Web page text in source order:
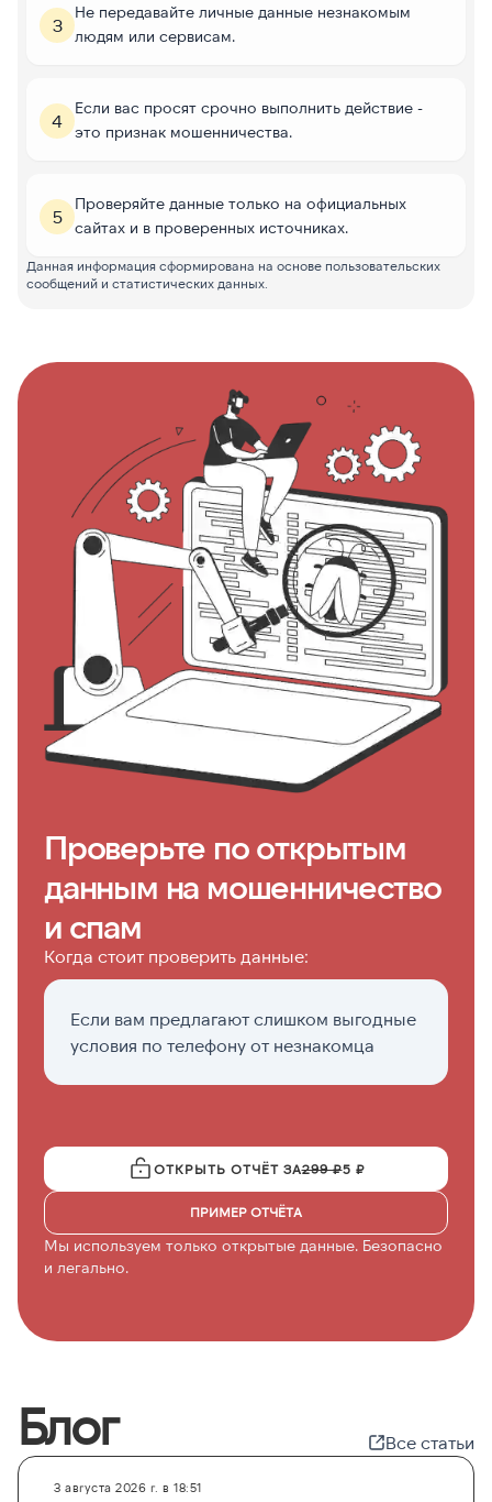
3
Не передавайте личные данные незнакомым
людям или сервисам.
4
Если вас просят срочно выполнить действие -
это признак мошенничества.
5
Проверяйте данные только на официальных
сайтах и в проверенных источниках.
Данная информация сформирована на основе пользовательских
сообщений и статистических данных.
Проверьте по открытым
данным на мошенничество
и спам
Когда стоит проверить данные:
Если вам предлагают слишком выгодные
условия по телефону от незнакомца
ОТКРЫТЬ ОТЧЁТ ЗА299 ₽5 ₽
ПРИМЕР ОТЧЁТА
Мы используем только открытые данные. Безопасно
и легально.
Блог Все статьи
3 августа 2026 г. в 18:51